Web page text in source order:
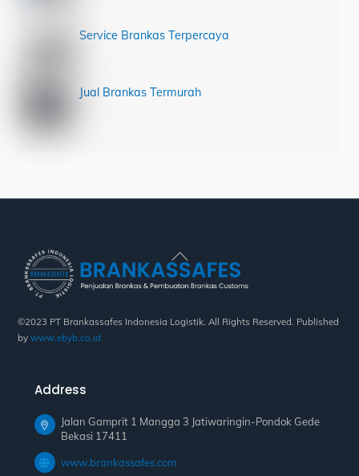
Service Brankas Terpercaya
Jual Brankas Termurah
Back
To
Top
©2023 PT Brankassafes Indonesia Logistik. All Rights Reserved. Published
bywww.ebyb.co.id
Address
Jalan Gamprit 1 Mangga 3 Jatiwaringin-Pondok Gede
Bekasi 17411
www.brankassafes.com